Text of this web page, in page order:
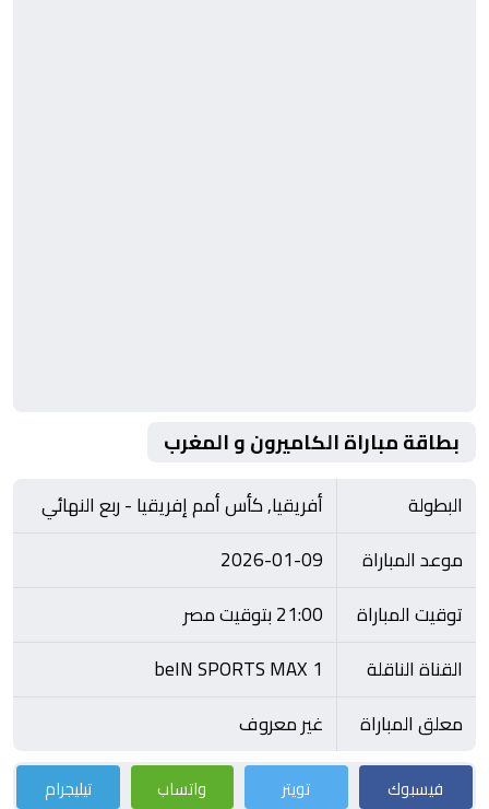
بطاقة مباراة الكاميرون و المغرب
البطولة
أفريقيا, كأس أمم إفريقيا - ربع النهائي
موعد المباراة
2026-01-09
توقيت المباراة
21:00 بتوقيت مصر
القناة الناقلة
beIN SPORTS MAX 1
معلق المباراة
غير معروف
فيسبوك تويتر واتساب تيليجرام